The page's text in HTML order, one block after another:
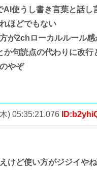
AI使うし書き言葉と話し
ほどでもない
が2chローカルルール感
か句読点の代わりに改行
やぞ
) 05:35:21.076
けど使い方がジジイや